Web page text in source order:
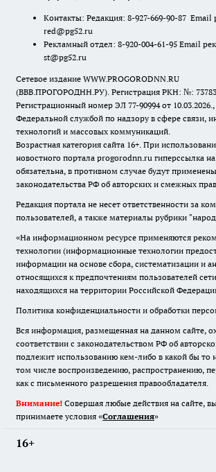
Контакты: Редакция: 8-927-669-90-87 Email
red@pg52.ru
Рекламный отдел: 8-920-004-61-95 Email
st@pg52.ru
Сетевое издание WWW.PROGORODNN.RU
(ВВВ.ПРОГОРОДНН.РУ). Регистрация РКН: №:
Регистрационный номер ЭЛ 77-90994 от
Федеральной службой по надзору в сфере связи,
технологий и массовых коммуникаций.
Возрастная категория сайта 16+. При
новостного портала progorodnn.ru гиперссылка на
обязательна, в противном случае будут
законодательства РФ об авторских и смежных
Редакция портала не несет ответственности за
пользователей, а также материалы рубрики
«На информационном ресурсе применяются
технологии (информационные технологии
информации на основе сбора, систематизации и
относящихся к предпочтениям пользователей
находящихся на территории Российской
Политика конфиденциальности и обработки
Вся информация, размещенная на данном сайте,
соответствии с законодательством РФ об
подлежит использованию кем-либо в какой бы то
том числе воспроизведению, распространению,
как с письменного разрешения правообладателя.
Внимание! Совершая любые действия на сайте,
принимаете условия «Cоглашения»
16+